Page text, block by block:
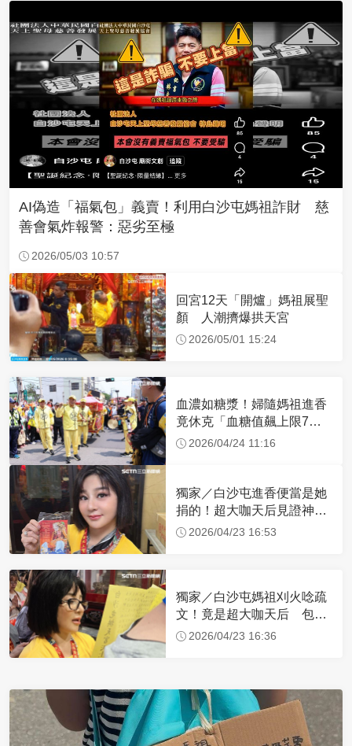
AI偽造「福氣包」義賣！利用白沙屯媽祖詐財 慈
善會氣炸報警：惡劣至極
2026/05/03 10:57
回宮12天「開爐」媽祖展聖
顏 人潮擠爆拱天宮
2026/05/01 15:24
血濃如糖漿！婦隨媽祖進香
竟休克「血糖值飆上限7
倍」 醫曝原因
2026/04/24 11:16
獨家／白沙屯進香便當是她
捐的！超大咖天后見證神
蹟 一靠近媽祖就爆哭
2026/04/23 16:53
獨家／白沙屯媽祖刈火唸疏
文！竟是超大咖天后 包尿
布忍尿5小時不喊累
2026/04/23 16:36